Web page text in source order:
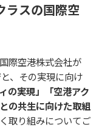
ラスの国際空
際空港株式会社が
、その実現に向け
の実現」「空港アク
の共生に向けた取組
取り組みについてご